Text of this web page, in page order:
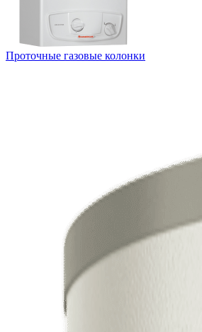
Проточные газовые колонки